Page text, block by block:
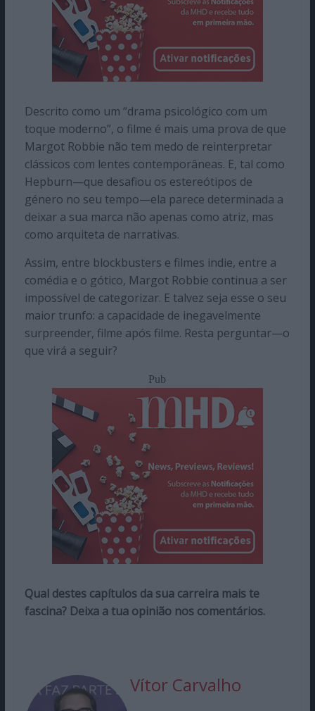
Descrito como um “drama psicológico com um
toque moderno”, o filme é mais uma prova de que
Margot Robbie não tem medo de reinterpretar
clássicos com lentes contemporâneas. E, tal como
Hepburn—que desafiou os estereótipos de
género no seu tempo—ela parece determinada a
deixar a sua marca não apenas como atriz, mas
como arquiteta de narrativas.
Assim, entre blockbusters e filmes indie, entre a
comédia e o gótico, Margot Robbie continua a ser
impossível de categorizar. E talvez seja esse o seu
maior trunfo: a capacidade de inegavelmente
surpreender, filme após filme. Resta perguntar—o
que virá a seguir?
Pub
Qual destes capítulos da sua carreira mais te
fascina? Deixa a tua opinião nos comentários.
Vítor Carvalho